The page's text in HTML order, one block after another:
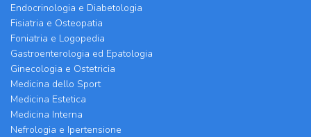
Endocrinologia e Diabetologia
Fisiatria e Osteopatia
Foniatria e Logopedia
Gastroenterologia ed Epatologia
Ginecologia e Ostetricia
Medicina dello Sport
Medicina Estetica
Medicina Interna
Nefrologia e Ipertensione